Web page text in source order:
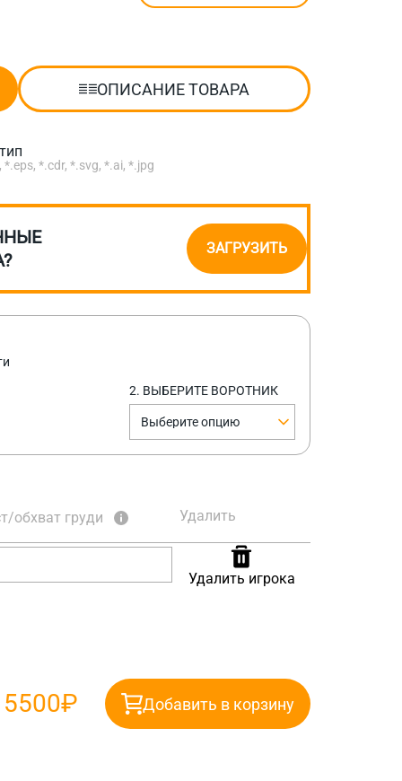
ОПИСАНИЕ ТОВАРА
*.cdr, *.svg, *.ai, *.jpg
ЗАГРУЗИТЬ
2. ВЫБЕРИТЕ ВОРОТНИК
Выберите опцию
обхват груди Удалить
Удалить игрока
5500₽ Добавить в корзину